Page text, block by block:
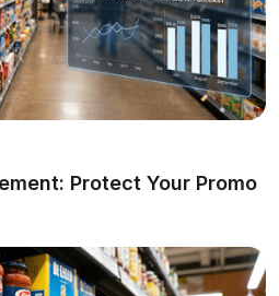
Protect Your Promo